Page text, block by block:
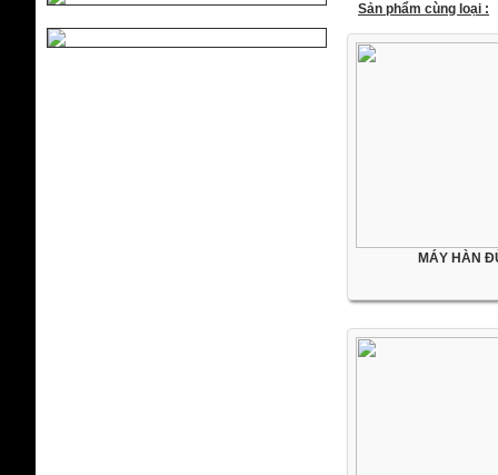
Sản phẩm cùng loại :
MÁY HÀN